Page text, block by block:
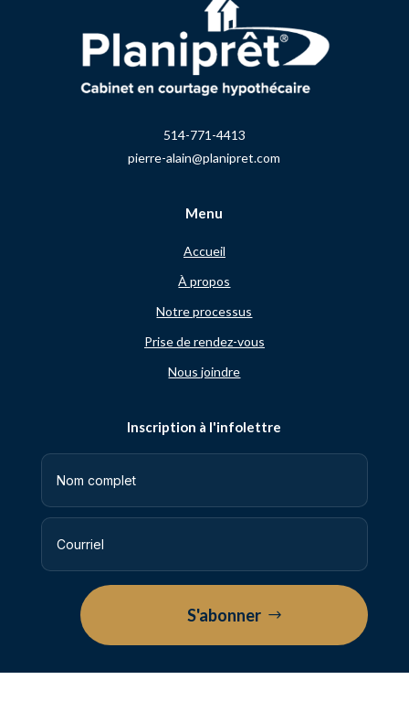
514-771-4413
pierre-alain@planipret.com
Menu
Accueil
À propos
Notre processus
Prise de rendez-vous
Nous joindre
Inscription à l'infolettre
S'abonner